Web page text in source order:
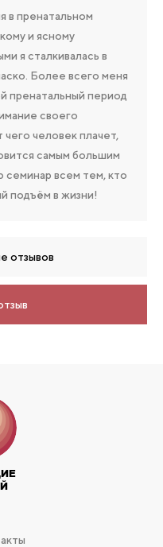
в пренатальном
и ясному
я сталкивалась в
Более всего меня
пренатальный период
своего
человек плачет,
самым большим
всем тем, кто
подъём в жизни!
отзывов